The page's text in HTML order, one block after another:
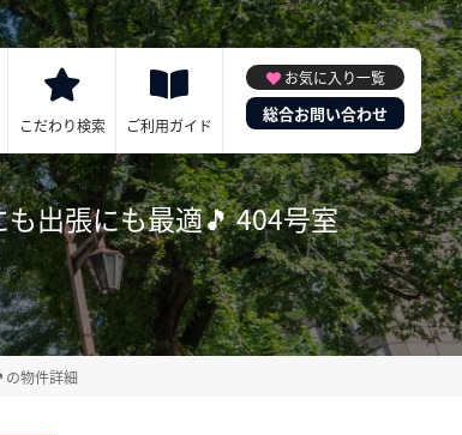
こだわり検索 ご利用ガイド
お気に入り一覧
総合お問い合わせ
出張にも最適🎵 404号室
物件詳細